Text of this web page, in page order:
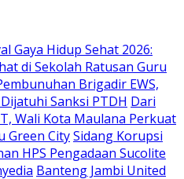
Gaya Hidup Sehat 2026:
di Sekolah Ratusan Guru
Brigadir EWS,
Sanksi PTDH Dari
Wali Kota Maulana Perkuat
Green CitySidang Korupsi
HPS Pengadaan Sucolite
Banteng Jambi United